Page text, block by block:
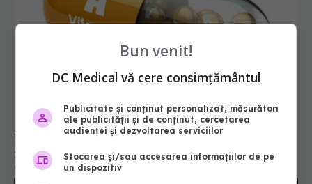
Vitamina A poate slăbi imunitatea împotriva
cancerului
08 ian 2026, 14:18
Bun venit!
DC Medical vă cere consimțământul
Publicitate și conținut personalizat, măsurători
ale publicității și de conținut, cercetarea
audienței și dezvoltarea serviciilor
Stocarea și/sau accesarea informațiilor de pe
un dispozitiv